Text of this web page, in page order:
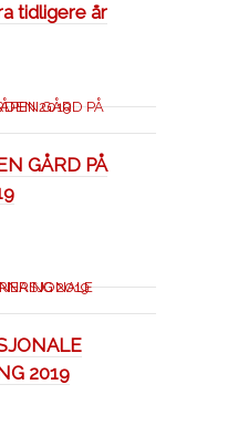
tidligere år
GÅRD PÅ
2019